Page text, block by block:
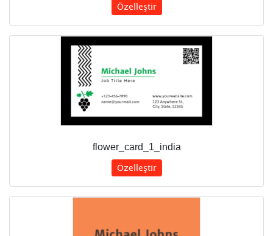
Özelleştir
flower_card_1_india
Özelleştir